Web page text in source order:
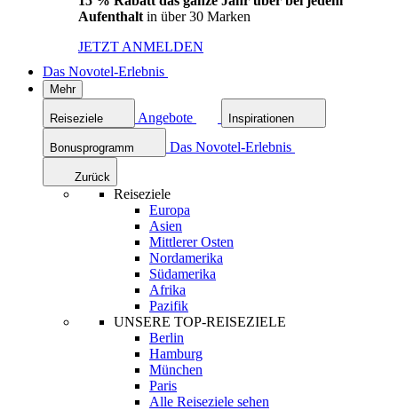
Aufenthalt in über 30 Marken
JETZT ANMELDEN
Das Novotel-Erlebnis
Mehr
Reiseziele Angebote Inspirationen
Bonusprogramm Das Novotel-Erlebnis
Zurück
Reiseziele
Europa
Asien
Mittlerer Osten
Nordamerika
Südamerika
Afrika
Pazifik
UNSERE TOP-REISEZIELE
Berlin
Hamburg
München
Paris
Alle Reiseziele sehen